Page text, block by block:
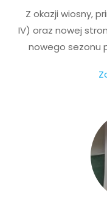
Z okazji wiosny,
IV) oraz nowej
nowego sezonu